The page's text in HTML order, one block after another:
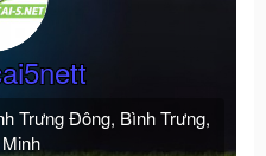
Trưng Đông, Bình Trưng,